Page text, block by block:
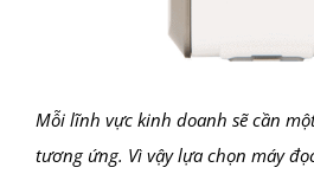
Mỗi lĩnh vực kinh doanh sẽ cần
tương ứng. Vì vậy lựa chọn máy